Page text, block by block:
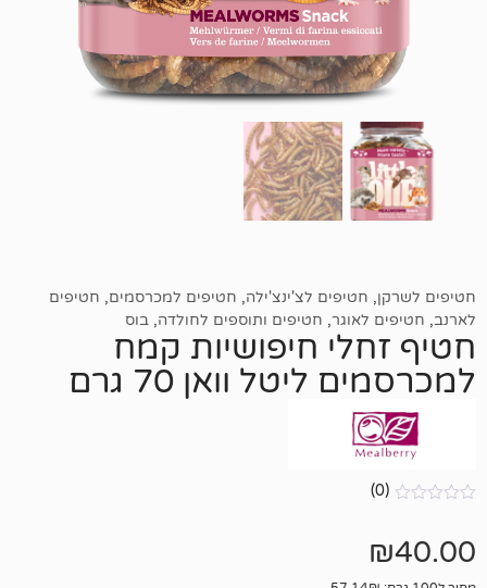
חטיפים לצ'ינצ'ילה,חטיפים למכרסמים,חטיפים
,חטיפים ותוספים לחולדה, בוס
חיפושיות קמח
וואן 70 גרם